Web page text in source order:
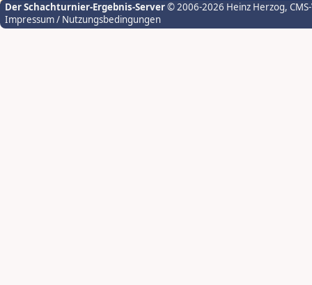
Der Schachturnier-Ergebnis-Server© 2006-2026 Heinz Herzog,
Impressum / Nutzungsbedingungen